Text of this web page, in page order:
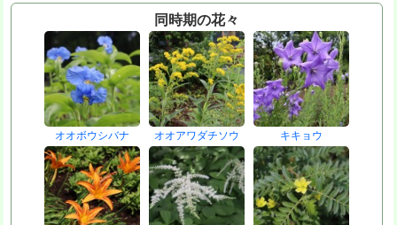
同時期の花々
オオボウシバナ オオアワダチソウ キキョウ